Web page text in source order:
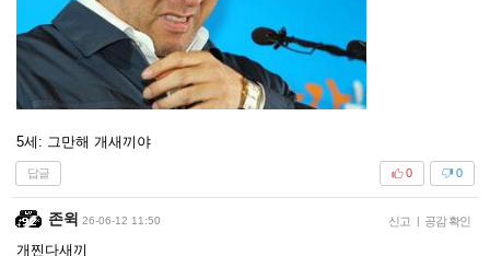
5세: 그만해 개새끼야
답글 0
0
존윅 26-06-12 11:50 신고 | 공감 확인
개찐다새끼